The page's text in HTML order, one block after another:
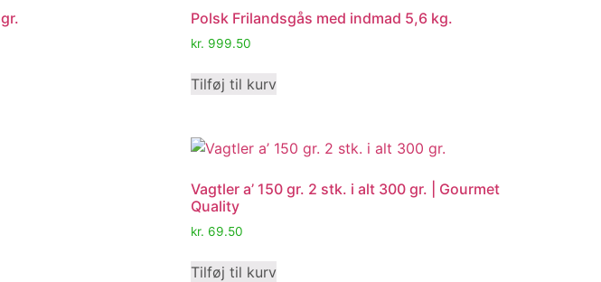
Polsk Frilandsgås med indmad 5,6 kg.
kr. 999.50
Tilføj til kurv
Vagtler a’ 150 gr. 2 stk. i alt 300 gr. | Gourmet
Quality
kr. 69.50
Tilføj til kurv